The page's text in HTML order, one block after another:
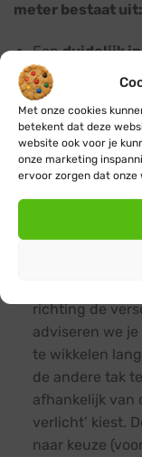
Met onze cookies
betekent dat deze
website ook voor je
onze marketing
ervoor zorgen dat
meter bestaat uit:
Eenduidelijk
stappenplan
bevestigen van
6x of 10x
lichtsnoeren
meter, deze
tijdens het
de boom aan
uiteindelijk één
formaat boom
richting de
adviseren we
te wikkelen
de andere tak
afhankelijk van
verlicht’ kiest.
naar keuze